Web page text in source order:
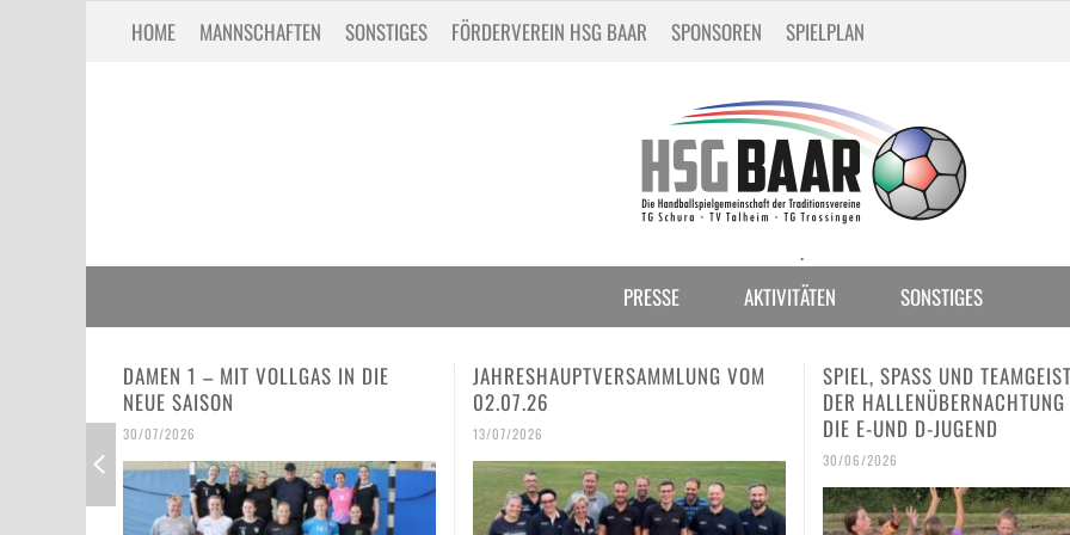
HOME MANNSCHAFTEN SONSTIGES FÖRDERVEREIN HSG BAAR SPONSOREN SPIELPLAN
.
PRESSE AKTIVITÄTEN SONSTIGES
JAHRESHAUPTVERSAMMLUNG VOM
02.07.26
13/07/2026
SPIEL, SPASS UND TEAMGEIST BEI D
ER HALLENÜBERNACHTUNG FÜR D
IE E-UND D-JUGEND
30/06/2026
DREI HSG-TALENTE BEIM
INTERNATIONALEN
IN SCHAFFHAUSEN
30/06/2026